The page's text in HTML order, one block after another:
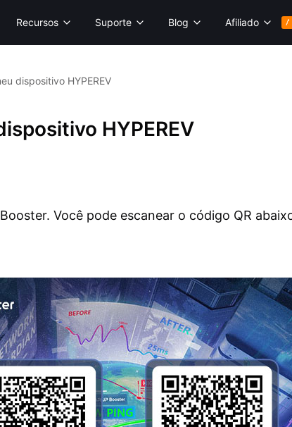
Recursos Suporte Blog Afiliado
dispositivo HYPEREV
HYPEREV
Você pode escanear o código QR